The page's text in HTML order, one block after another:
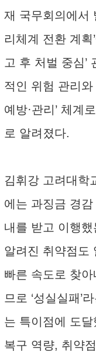
재 국무회의에서
리체계 전환 계획
고 후 처벌 중심’
적인 위험 관리와
예방·관리’ 체계
로 알려졌다.
김휘강 고려대학
에는 과징금 경
내를 받고 이행
알려진 취약점도
빠른 속도로 찾아
므로 ‘성실실패’
는 특이점에 도달
복구 역량, 취약